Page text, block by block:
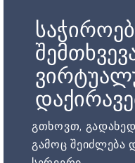
გთხოვთ,
გამოც